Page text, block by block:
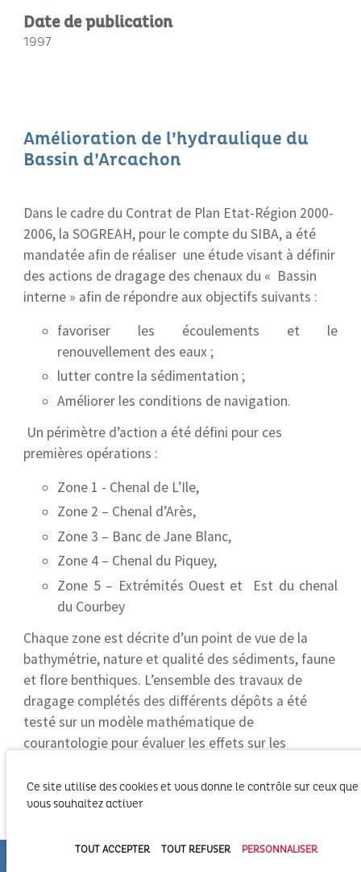
Date de publication
1997
Amélioration de l’hydraulique du
Bassin d’Arcachon
Dans le cadre du Contrat de Plan Etat-Région 2000-
2006, la SOGREAH, pour le compte du SIBA, a été
mandatée afin de réaliser une étude visant à définir
des actions de dragage des chenaux du « Bassin
interne » afin de répondre aux objectifs suivants :
favoriser les écoulements et le
renouvellement des eaux ;
lutter contre la sédimentation ;
Améliorer les conditions de navigation.
Un périmètre d’action a été défini pour ces
premières opérations :
Zone 1 - Chenal de L’Ile,
Zone 2 – Chenal d’Arès,
Zone 3 – Banc de Jane Blanc,
Zone 4 – Chenal du Piquey,
Zone 5 – Extrémités Ouest et Est du chenal
du Courbey
Chaque zone est décrite d’un point de vue de la
bathymétrie, nature et qualité des sédiments, faune
et flore benthiques. L’ensemble des travaux de
dragage complétés des différents dépôts a été
testé sur un modèle mathématique de
courantologie pour évaluer les effets sur les
Les travaux de dragage modifient la répartition des
Ce site utilise des cookies et vous donne le contrôle sur ceux que
vous souhaitez activer
TOUT ACCEPTER TOUT REFUSER PERSONNALISER